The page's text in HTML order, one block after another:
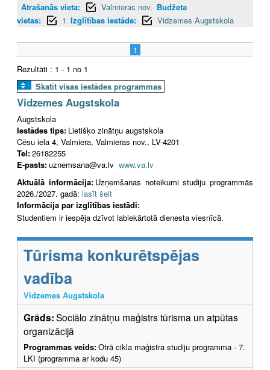
Atrašanās vieta:
Valmieras nov. Budžeta
vietas:
1 Izglītības iestāde: Vidzemes Augstskola
1
Rezultāti : 1 - 1 no 1
Skatīt visas iestādes programmas
Vidzemes Augstskola
Augstskola
Iestādes tips: Lietišķo zinātņu augstskola
Cēsu iela 4, Valmiera, Valmieras nov., LV-4201
Tel:26182255
E-pasts:uznemsana@va.lv www.va.lv
Aktuālā informācija: Uzņemšanas noteikumi studiju programmās
2026./2027. gadā: lasīt šeit
Informācija par izglītības iestādi:
Studentiem ir iespēja dzīvot labiekārtotā dienesta viesnīcā.
Tūrisma konkurētspējas
vadība
Vidzemes Augstskola
Grāds:Sociālo zinātņu maģistrs tūrisma un atpūtas
organizācijā
Programmas veids:Otrā cikla maģistra studiju programma - 7.
LKI (programma ar kodu 45)